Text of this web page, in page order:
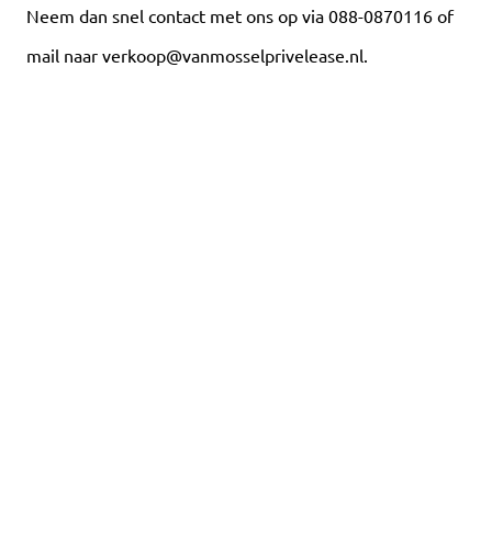
Neem dan snel contact met ons op via 088-0870116 of
mail naar verkoop@vanmosselprivelease.nl.